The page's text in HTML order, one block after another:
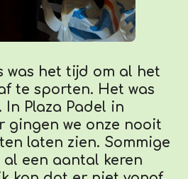
was het tijd om al het
te sporten. Het was
Plaza Padel in
gingen we onze nooit
laten zien. Sommige
een aantal keren